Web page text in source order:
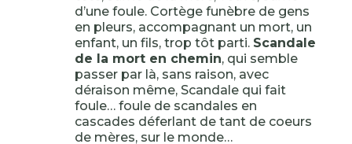
d’une foule. Cortège funèbre de gens
en pleurs, accompagnant un mort, un
enfant, un fils, trop tôt parti. Scandale
de la mort en chemin, qui semble
passer par là, sans raison, avec
déraison même, Scandale qui fait
foule… foule de scandales en
cascades déferlant de tant de coeurs
de mères, sur le monde…